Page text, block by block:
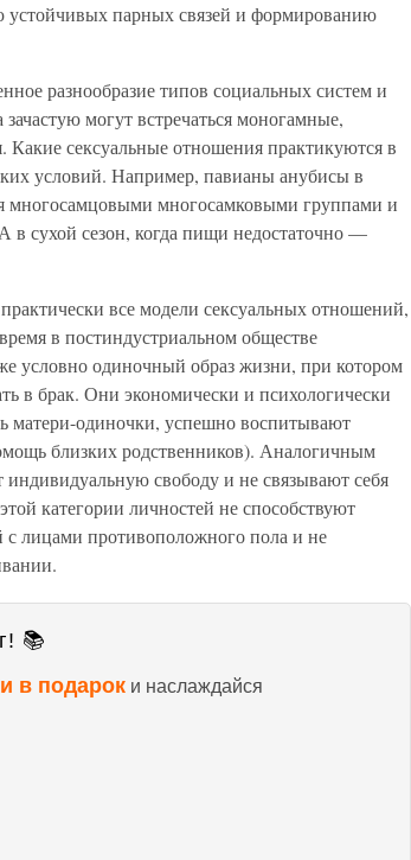
устойчивых парных связей и формированию
разнообразие типов социальных систем и
могут встречаться моногамные,
сексуальные отношения практикуются в
условий. Например, павианы анубисы в
многосамцовыми многосамковыми группами и
в сухой сезон, когда пищи недостаточно —
все модели сексуальных отношений,
в постиндустриальном обществе
условно одиночный образ жизни, при котором
в брак. Они экономически и психологически
матери-одиночки, успешно воспитывают
близких родственников). Аналогичным
свободу и не связывают себя
категории личностей не способствуют
лицами противоположного пола и не
📚
в подарок и наслаждайся